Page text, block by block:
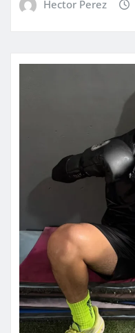
Hector Perez